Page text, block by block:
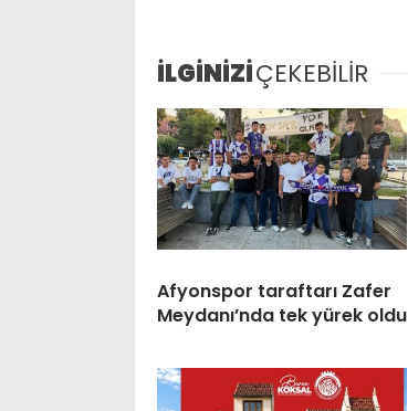
İLGİNİZİÇEKEBİLİR
Afyonspor taraftarı Zafer
Meydanı’nda tek yürek oldu